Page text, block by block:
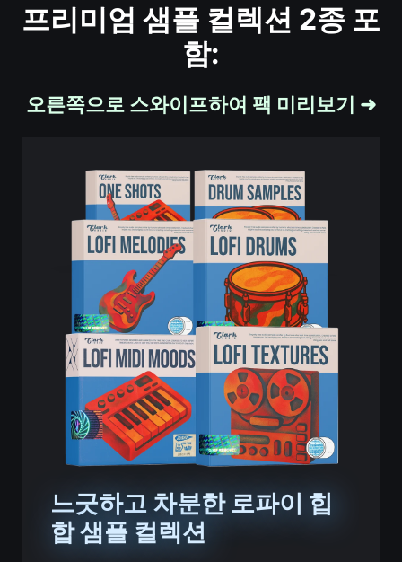
프리미엄 샘플 컬렉션 2종 포
함:
오른쪽으로 스와이프하여 팩 미리보기 ➜
느긋하고 차분한 로파이 힙
합 샘플 컬렉션